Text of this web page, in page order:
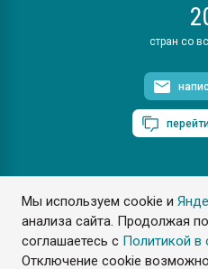
Мы используем cookie и
анализа сайта. Продолжая
соглашаетесь с Политикой в
Отключение cookie
стран со
ПластЭксперт ©
Разрешается копирование
ссылкой на
Разработка